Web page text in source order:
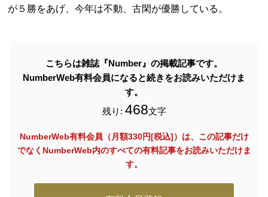
が５勝をあげ、今年は不動、古閑が優勝している。
こちらは雑誌『Number』の掲載記事です。
NumberWeb有料会員になると続きをお読みいただけま
す。
残り: 468文字
NumberWeb有料会員（月額330円[税込]）は、この記事だけ
でなく NumberWeb内のすべての有料記事をお読みいただけま
す。